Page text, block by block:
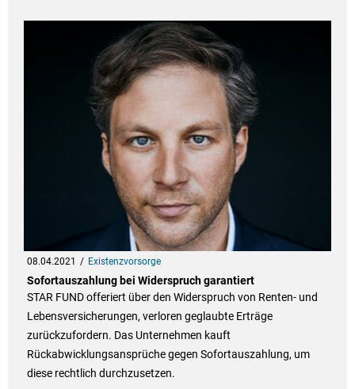
08.04.2021 Existenzvorsorge
Sofortauszahlung bei Widerspruch garantiert
STAR FUND offeriert über den Widerspruch von Renten- und
Lebensversicherungen, verloren geglaubte Erträge
zurückzufordern. Das Unternehmen kauft
Rückabwicklungsansprüche gegen Sofortauszahlung, um
diese rechtlich durchzusetzen.